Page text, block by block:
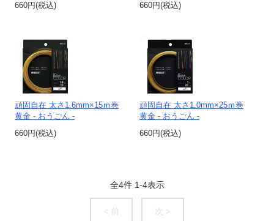
660円(税込)
660円(税込)
頑固自在 太さ1.6mm×15ｍ巻
黄金 - おうごん -
660円(税込)
頑固自在 太さ1.0mm×25ｍ巻
黄金 - おうごん -
660円(税込)
全4件 1-4表示
< 前 次 >